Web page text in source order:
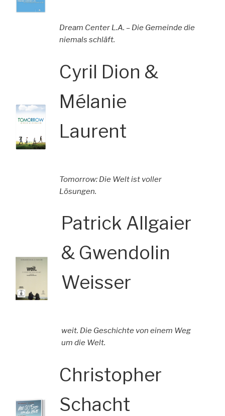
Dream Center L.A. – Die Gemeinde die
niemals schläft.
Cyril Dion &
Mélanie
Laurent
Tomorrow: Die Welt ist voller
Lösungen.
Patrick Allgaier
& Gwendolin
Weisser
weit. Die Geschichte von einem Weg
um die Welt.
Christopher
Schacht